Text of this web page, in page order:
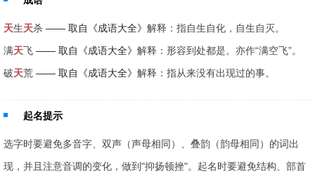
天生天杀 —— 取自《成语大全》 解释：指自生自化，自生自灭。
满天飞 —— 取自《成语大全》 解释：形容到处都是。亦作“满空飞”。
破天荒 —— 取自《成语大全》 解释：指从来没有出现过的事。
起名提示
选字时要避免多音字、双声（声母相同）、叠韵（韵母相同）的词出
现，并且注意音调的变化，做到"抑扬顿挫"。起名时要避免结构、部首